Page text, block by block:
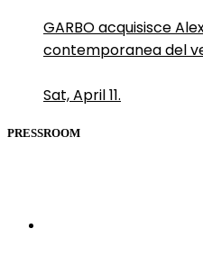
GARBO acquisisce
contemporanea del
Sat, April 11.
PRESSROOM